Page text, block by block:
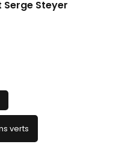
Steyer
verts